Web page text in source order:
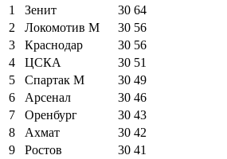
1
Зенит 30 64
2
Локомотив М 30 56
3
Краснодар 30 56
4
ЦСКА 30 51
5
Спартак М 30 49
6
Арсенал 30 46
7
Оренбург 30 43
8
Ахмат 30 42
9
Ростов 30 41